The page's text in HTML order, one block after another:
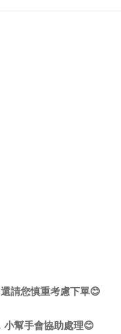
請您慎重考慮下單😊
幫手會協助處理😊